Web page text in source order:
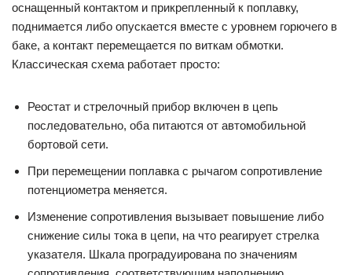
оснащенный контактом и прикрепленный к поплавку,
поднимается либо опускается вместе с уровнем горючего в
баке, а контакт перемещается по виткам обмотки.
Классическая схема работает просто:
Реостат и стрелочный прибор включен в цепь
последовательно, оба питаются от автомобильной
бортовой сети.
При перемещении поплавка с рычагом сопротивление
потенциометра меняется.
Изменение сопротивления вызывает повышение либо
снижение силы тока в цепи, на что реагирует стрелка
указателя. Шкала проградуирована по значениям